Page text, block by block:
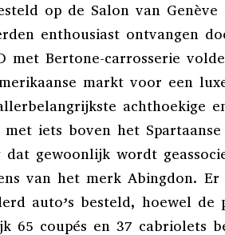
op de Salon van Genève
enthousiast ontvangen
met Bertone-carrosserie
markt voor een
achthoekige
met iets boven het
dat gewoonlijk wordt
van het merk Abingdon. Er
auto’s besteld, hoewel de
65 coupés en 37 cabriolets